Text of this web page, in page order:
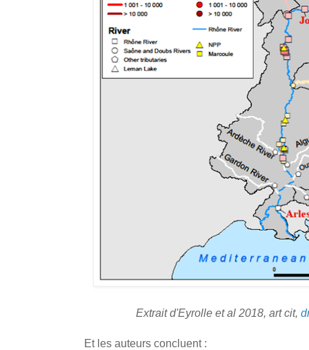
Extrait d'Eyrolle et al 2018, art cit,
Et les auteurs concluent :